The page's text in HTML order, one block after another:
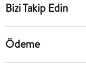
Bizi Takip Edin
Ödeme